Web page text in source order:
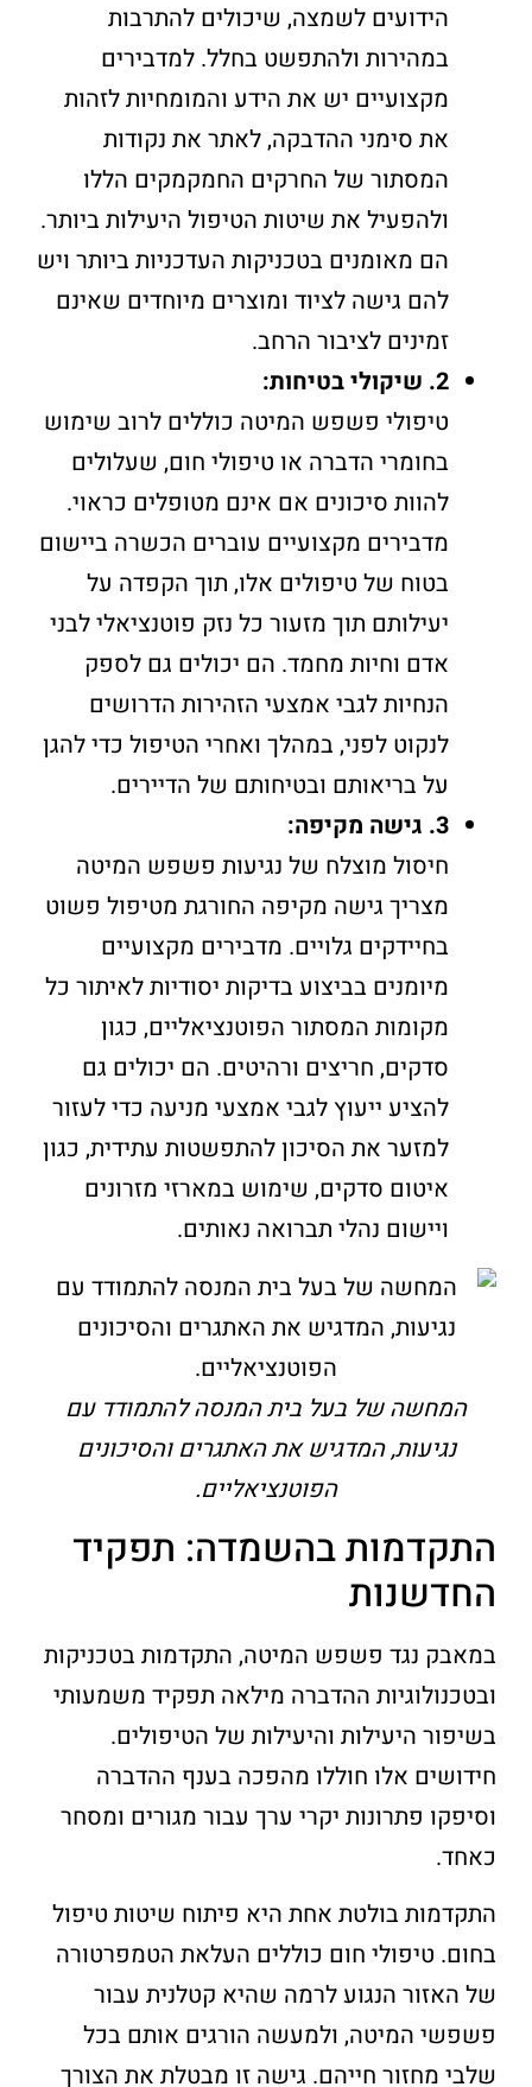
הידועים לשמצה, שיכולים להתרבות
במהירות ולהתפשט בחלל. למדבירים
מקצועיים יש את הידע והמומחיות לזהות
את סימני ההדבקה, לאתר את נקודות
המסתור של החרקים החמקמקים הללו
ולהפעיל את שיטות הטיפול היעילות ביותר.
הם מאומנים בטכניקות העדכניות ביותר ויש
להם גישה לציוד ומוצרים מיוחדים שאינם
זמינים לציבור הרחב.
2. שיקולי בטיחות:
טיפולי פשפש המיטה כוללים לרוב שימוש
בחומרי הדברה או טיפולי חום, שעלולים
להוות סיכונים אם אינם מטופלים כראוי.
מדבירים מקצועיים עוברים הכשרה ביישום
בטוח של טיפולים אלו, תוך הקפדה על
יעילותם תוך מזעור כל נזק פוטנציאלי לבני
אדם וחיות מחמד. הם יכולים גם לספק
הנחיות לגבי אמצעי הזהירות הדרושים
לנקוט לפני, במהלך ואחרי הטיפול כדי להגן
על בריאותם ובטיחותם של הדיירים.
3. גישה מקיפה:
חיסול מוצלח של נגיעות פשפש המיטה
מצריך גישה מקיפה החורגת מטיפול פשוט
בחיידקים גלויים. מדבירים מקצועיים
מיומנים בביצוע בדיקות יסודיות לאיתור כל
מקומות המסתור הפוטנציאליים, כגון
סדקים, חריצים ורהיטים. הם יכולים גם
להציע ייעוץ לגבי אמצעי מניעה כדי לעזור
למזער את הסיכון להתפשטות עתידית, כגון
איטום סדקים, שימוש במארזי מזרונים
ויישום נהלי תברואה נאותים.
המחשה של בעל בית המנסה להתמודד עם
נגיעות, המדגיש את האתגרים והסיכונים
הפוטנציאליים.
התקדמות בהשמדה: תפקיד
החדשנות
במאבק נגד פשפש המיטה, התקדמות בטכניקות
ובטכנולוגיות ההדברה מילאה תפקיד משמעותי
בשיפור היעילות והיעילות של הטיפולים.
חידושים אלו חוללו מהפכה בענף ההדברה
וסיפקו פתרונות יקרי ערך עבור מגורים ומסחר
כאחד.
התקדמות בולטת אחת היא פיתוח שיטות טיפול
בחום. טיפולי חום כוללים העלאת הטמפרטורה
של האזור הנגוע לרמה שהיא קטלנית עבור
פשפשי המיטה, ולמעשה הורגים אותם בכל
שלבי מחזור חייהם. גישה זו מבטלת את הצורך